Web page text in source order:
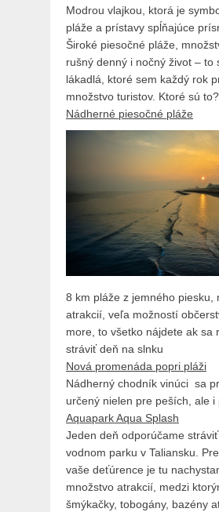
Modrou vlajkou, ktorá je
pláže a prístavy spĺňajúce
Široké piesočné pláže,
rušný denný i nočný život – to
lákadlá, ktoré sem každý rok
množstvo turistov. Ktoré sú to?
Nádherné piesočné pláže
8 km pláže z jemného piesku,
atrakcií, veľa možností
more, to všetko nájdete ak sa
stráviť deň na slnku
Nová promenáda popri pláži
Nádherný chodník vinúci sa
určený nielen pre peších, ale i
Aquapark Aqua Splash
Jeden deň odporúčame
vodnom parku v Taliansku.
vaše deťúrence je tu
množstvo atrakcií, medzi
šmýkačky, tobogány, bazény